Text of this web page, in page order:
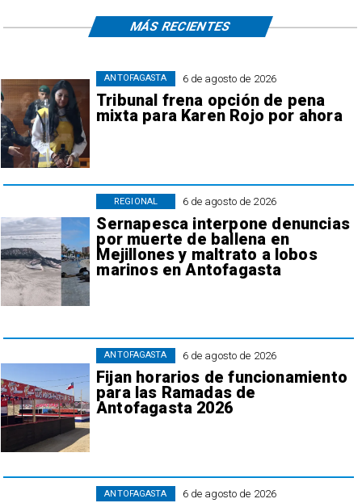
6 de agosto de 2026
Tribunal frena opción de pena
mixta para Karen Rojo por ahora
ANTOFAGASTA
6 de agosto de 2026
Sernapesca interpone denuncias
por muerte de ballena en
Mejillones y maltrato a lobos
marinos en Antofagasta
REGIONAL
6 de agosto de 2026
Fijan horarios de funcionamiento
para las Ramadas de
Antofagasta 2026
ANTOFAGASTA
6 de agosto de 2026
ANTOFAGASTA
MÁS RECIENTES